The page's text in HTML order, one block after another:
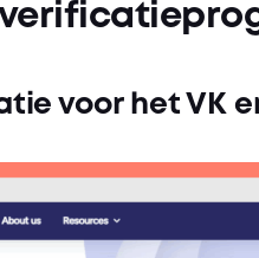
voor het VK